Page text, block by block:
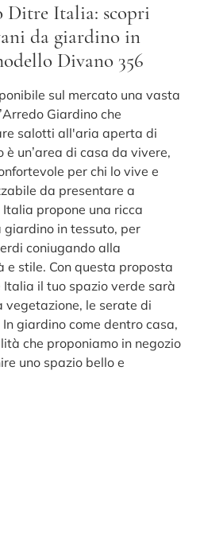
Italia: scopri
da giardino in
Divano 356
sul mercato una vasta
Giardino che
salotti all'aria aperta di
un’area di casa da vivere,
per chi lo vive e
da presentare a
propone una ricca
in tessuto, per
coniugando alla
e stile. Con questa proposta
il tuo spazio verde sarà
le serate di
giardino come dentro casa,
che proponiamo in negozio
uno spazio bello e